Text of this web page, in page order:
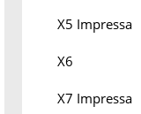
X5 Impressa
X6
X7 Impressa